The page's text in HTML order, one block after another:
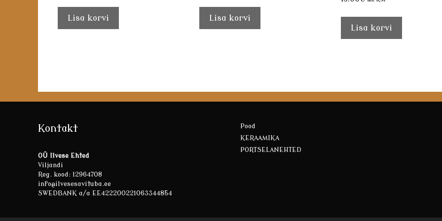
Lisa korvi Lisa korvi
Lisa korvi
Kontakt
OÜ Ilvese Ehted
Viljandi
Reg. kood: 12964708
info@ilvesesavituba.ee
SWEDBANK a/a EE422200221063344854
Pood
KERAAMIKA
PORTSELANEHTED